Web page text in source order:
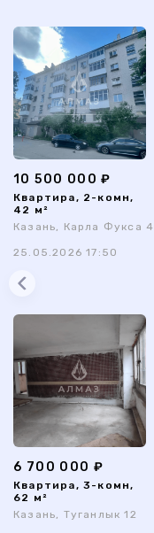
10 500 000 ₽
Квартира, 2-комн,
42 м²
Казань, Карла Фукса 4
25.05.2026 17:50
6 700 000 ₽
Квартира, 3-комн,
62 м²
Казань, Туганлык 12